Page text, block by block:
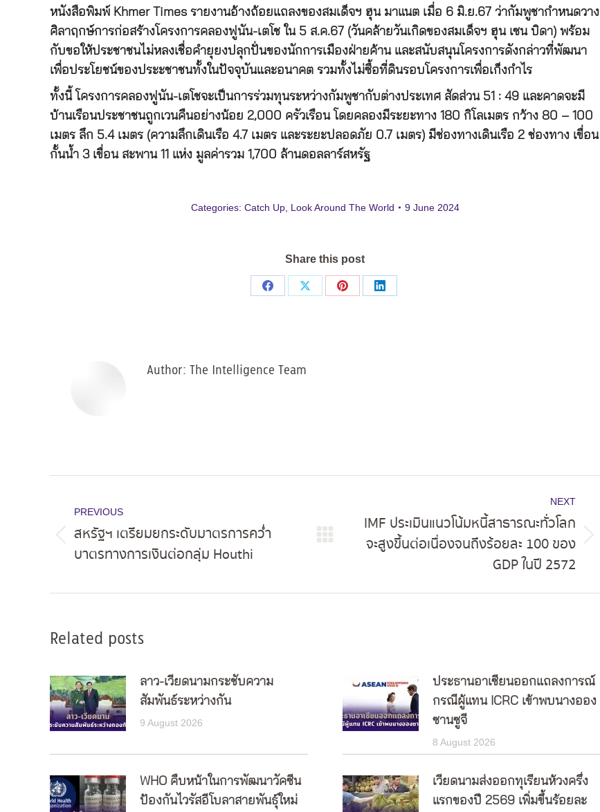
หนังสือพิมพ์ Khmer Times รายงานอ้างถ้อยแถลงของสมเด็จฯ ฮุน มาแนต เมื่อ 6 มิ.ย.67 ว่ากัมพูชากำหนดวาง
ศิลาฤกษ์การก่อสร้างโครงการคลองฟูนัน-เตโช ใน 5 ส.ค.67 (วันคล้ายวันเกิดของสมเด็จฯ ฮุน เซน บิดา) พร้อม
กับขอให้ประชาชนไม่หลงเชื่อคำยุยงปลุกปั่นของนักการเมืองฝ่ายค้าน และสนับสนุนโครงการดังกล่าวที่พัฒนา
เพื่อประโยชน์ของประะชาชนทั้งในปัจจุบันและอนาคต รวมทั้งไม่ซื้อที่ดินรอบโครงการเพื่อเก็งกำไร
ทั้งนี้ โครงการคลองฟูนัน-เตโชจะเป็นการร่วมทุนระหว่างกัมพูชากับต่างประเทศ สัดส่วน 51 : 49 และคาดจะมี
บ้านเรือนประชาชนถูกเวนคืนอย่างน้อย 2,000 ครัวเรือน โดยคลองมีระยะทาง 180 กิโลเมตร กว้าง 80 – 100
เมตร ลึก 5.4 เมตร (ความลึกเดินเรือ 4.7 เมตร และระยะปลอดภัย 0.7 เมตร) มีช่องทางเดินเรือ 2 ช่องทาง เขื่อน
กั้นน้ำ 3 เขื่อน สะพาน 11 แห่ง มูลค่ารวม 1,700 ล้านดอลลาร์สหรัฐ
Categories: Catch Up, Look Around The World 9 June 2024
Share this post
Share
Share
Share
Share
Author: The Intelligence Team
navigation
PREVIOUS
Previous
post:
สหรัฐฯ เตรียมยกระดับมาตรการคว่ำ
บาตรทางการเงินต่อกลุ่ม Houthi
NEXT
Next
IMF ประเมินแนวโน้มหนี้สาธารณะทั่วโลก
จะสูงขึ้นต่อเนื่องจนถึงร้อยละ 100 ของ
GDP ในปี 2572
Related posts
ลาว-เวียดนามกระชับความ
สัมพันธ์ระหว่างกัน
9 August 2026
ประธานอาเซียนออกแถลงการณ์
กรณีผู้แทน ICRC เข้าพบนางออง
ซานซูจี
8 August 2026
WHO คืบหน้าในการพัฒนาวัคซีน
ป้องกันไวรัสอีโบลาสายพันธุ์ใหม่
เวียดนามส่งออกทุเรียนห้วงครึ่ง
แรกของปี 2569 เพิ่มขึ้นร้อยละ